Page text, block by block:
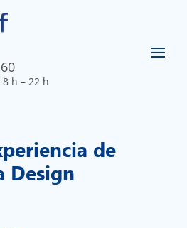
h – 22 h
de
Design